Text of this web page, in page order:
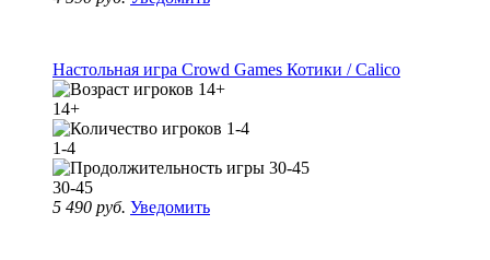
Настольная игра Crowd Games Котики / Calico
14+
1-4
30-45
5 490 руб. Уведомить